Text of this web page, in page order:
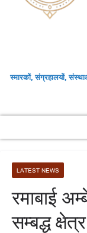
स्मारकों, संग्रहालयों,
LATEST NEWS
रमाबाई
सम्बद्ध